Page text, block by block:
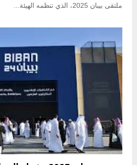
ملتقى بيبان 2025، الذي تنظمه الهيئة...